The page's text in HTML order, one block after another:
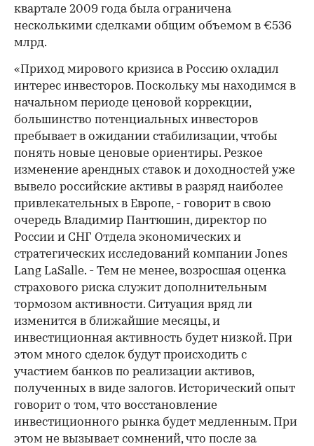
квартале 2009 года была ограничена
несколькими сделками общим объемом в €536
млрд.
«Приход мирового кризиса в Россию охладил
интерес инвесторов. Поскольку мы находимся в
начальном периоде ценовой коррекции,
большинство потенциальных инвесторов
пребывает в ожидании стабилизации, чтобы
понять новые ценовые ориентиры. Резкое
изменение арендных ставок и доходностей уже
вывело российские активы в разряд наиболее
привлекательных в Европе, - говорит в свою
очередь Владимир Пантюшин, директор по
России и СНГ Отдела экономических и
стратегических исследований компании Jones
Lang LaSalle. - Тем не менее, возросшая оценка
страхового риска служит дополнительным
тормозом активности. Ситуация вряд ли
изменится в ближайшие месяцы, и
инвестиционная активность будет низкой. При
этом много сделок будут происходить с
участием банков по реализации активов,
полученных в виде залогов. Исторический опыт
говорит о том, что восстановление
инвестиционного рынка будет медленным. При
этом не вызывает сомнений, что после за